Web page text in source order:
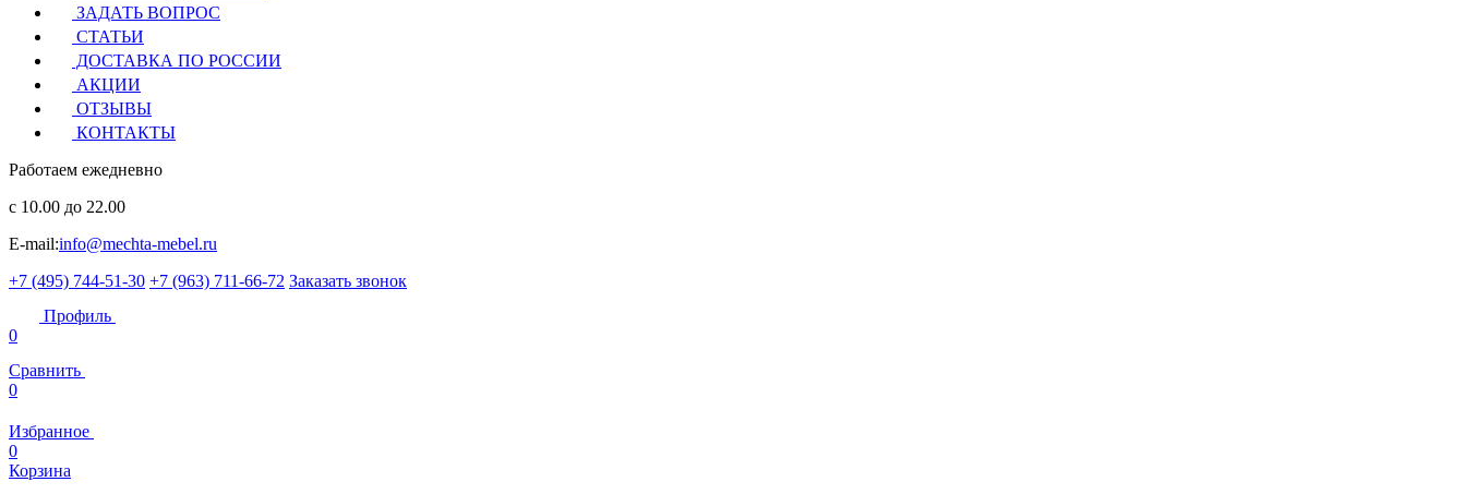
ЗАДАТЬ ВОПРОС
СТАТЬИ
ДОСТАВКА ПО РОССИИ
АКЦИИ
ОТЗЫВЫ
КОНТАКТЫ
Работаем ежедневно
с 10.00 до 22.00
E-mail:info@mechta-mebel.ru
+7 (495) 744-51-30 +7 (963) 711-66-72 Заказать звонок
Профиль
0
Сравнить
0
Избранное
0
Корзина